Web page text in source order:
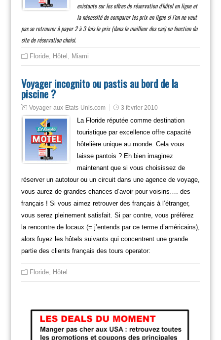
existante sur les offres de réservation d’hôtel en ligne et
la nécessité de comparer les prix en ligne si l’on ne veut
pas se retrouver à payer 2 à 3 fois le prix (dans le meilleur des cas) en fonction du
site de réservation choisi.
Floride, Hôtel Miami
Voyager incognito ou pastis au bord de la
piscine ?
Voyager-aux-Etats-Unis.com 3 février 2010
La Floride réputée comme destination
touristique par excellence offre capacité
hôtelière unique au monde. Cela vous
laisse pantois ? Eh bien imaginez
maintenant que si vous choisissez de
réserver un autotour ou un circuit dans une agence de voyage,
vous aurez de grandes chances d’avoir pour voisins…. des
français ! Si vous aimez retrouver des français à l’étranger,
vous serez pleinement satisfait. Si par contre, vous préférez
la rencontre de locaux (= j’entends par ce terme d’américains),
alors fuyez les hôtels suivants qui concentrent une grande
partie des clients français des tours operator:
Floride, Hôtel